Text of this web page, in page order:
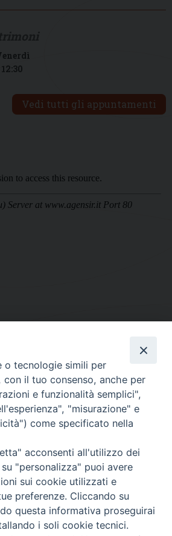
12:30
Vedi tutti gli appuntamenti
DI ALBANO
06.93268401 - Fax.: 06.9323844
curia@diocesidialbano.it
al Venerdì Ore: 9:00 - 13:00
e Venerdì, Ore 9:30 - 12:30
Suburbicaria di Albano
Copyright © 2021
o tecnologie simili per
il tuo consenso, anche per
e funzionalità semplici",
"misurazione" e
come specificato nella
acconsenti all'utilizzo dei
"personalizza" puoi avere
sui cookie utilizzati e
preferenze. Cliccando su
questa informativa proseguirai
i soli cookie tecnici.